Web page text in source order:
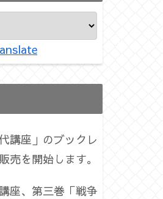
講座」のブックレ
売を開始します。
座、第三巻「戦争